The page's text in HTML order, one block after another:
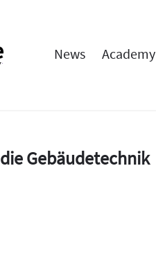
News Academy
Gebäudetechnik